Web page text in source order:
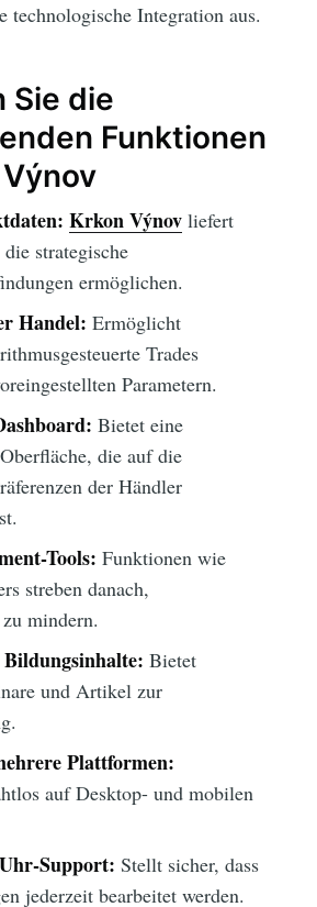
technologische Integration aus.
Sie die
Funktionen
Krkon Výnovliefert
strategische
ermöglichen.
Handel: Ermöglicht
Trades
Parametern.
Bietet eine
die auf die
der Händler
Tools: Funktionen wie
streben danach,
mindern.
Bietet
und Artikel zur
Plattformen:
auf Desktop- und mobilen
Support: Stellt sicher, dass
jederzeit bearbeitet werden.